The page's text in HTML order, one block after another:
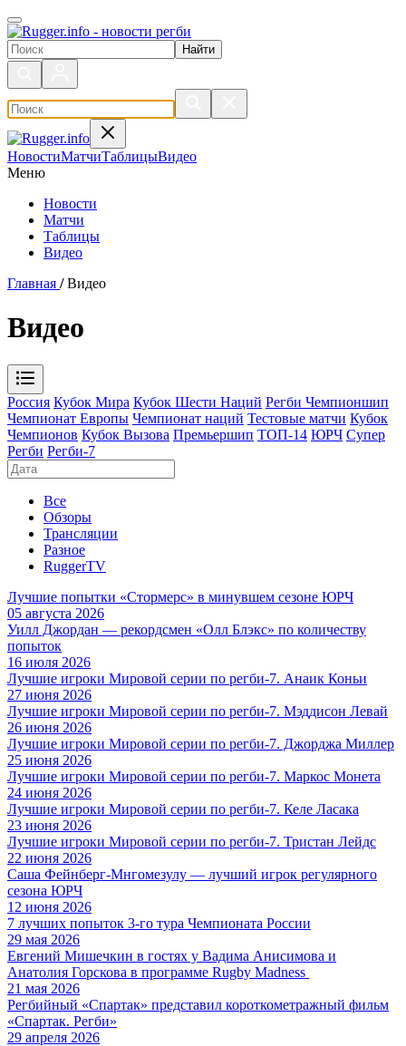
Поиск по сайту
НовостиМатчиТаблицыВидео
Меню
Новости
Матчи
Таблицы
Видео
Главная / Видео
Видео
Россия Кубок Мира Кубок Шести Наций Регби Чемпионшип
Чемпионат Европы Чемпионат наций Тестовые матчи Кубок
Чемпионов Кубок Вызова Премьершип ТОП-14 ЮРЧ Супер
Регби Регби-7
Все
Обзоры
Трансляции
Разное
RuggerTV
Лучшие попытки «Стормерс» в минувшем сезоне ЮРЧ
05 августа 2026
Уилл Джордан — рекордсмен «Олл Блэкс» по количеству
попыток
16 июля 2026
Лучшие игроки Мировой серии по регби-7. Анаик Коньи
27 июня 2026
Лучшие игроки Мировой серии по регби-7. Мэддисон Левай
26 июня 2026
Лучшие игроки Мировой серии по регби-7. Джорджа Миллер
25 июня 2026
Лучшие игроки Мировой серии по регби-7. Маркос Монета
24 июня 2026
Лучшие игроки Мировой серии по регби-7. Келе Ласака
23 июня 2026
Лучшие игроки Мировой серии по регби-7. Тристан Лейдс
22 июня 2026
Саша Фейнберг-Мнгомезулу — лучший игрок регулярного
сезона ЮРЧ
12 июня 2026
7 лучших попыток 3-го тура Чемпионата России
29 мая 2026
Евгений Мишечкин в гостях у Вадима Анисимова и
Анатолия Горскова в программе Rugby Madness
21 мая 2026
Регбийный «Спартак» представил короткометражный фильм
«Спартак. Регби»
29 апреля 2026